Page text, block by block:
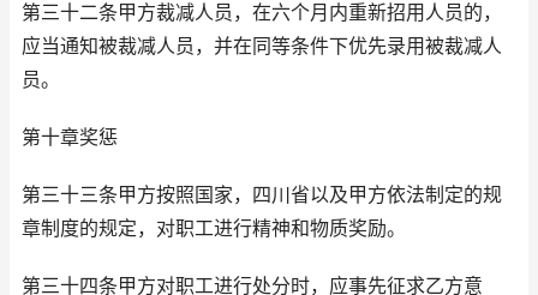
第三十二条甲方裁减人员，在六个月内重新招用人员的，
应当通知被裁减人员，并在同等条件下优先录用被裁减人
员。
第十章奖惩
第三十三条甲方按照国家，四川省以及甲方依法制定的规
章制度的规定，对职工进行精神和物质奖励。
第三十四条甲方对职工进行处分时，应事先征求乙方意